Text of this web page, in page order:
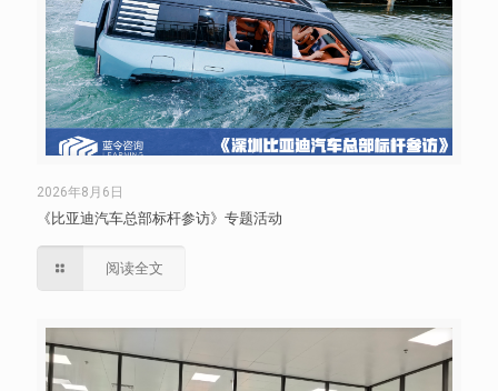
2026年8月6日
《比亚迪汽车总部标杆参访》专题活动
阅读全文